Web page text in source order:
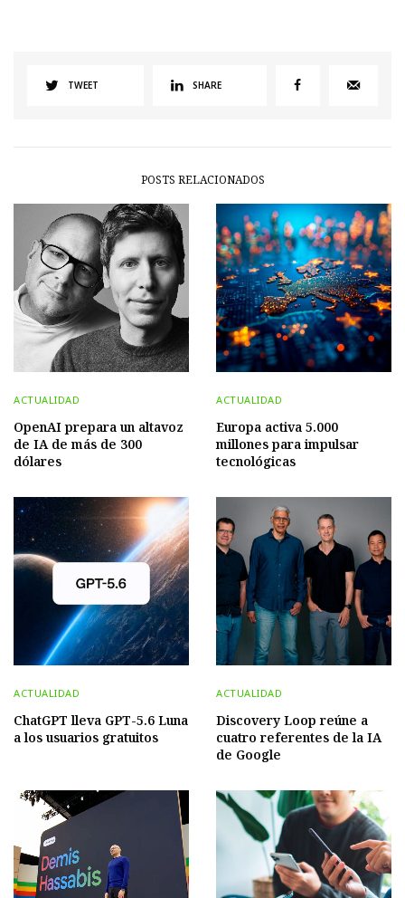
TWEET SHARE
POSTS RELACIONADOS
ACTUALIDAD
OpenAI prepara un altavoz
de IA de más de 300
dólares
ACTUALIDAD
Europa activa 5.000
millones para impulsar
tecnológicas
ACTUALIDAD
ChatGPT lleva GPT-5.6 Luna
a los usuarios gratuitos
ACTUALIDAD
Discovery Loop reúne a
cuatro referentes de la IA
de Google